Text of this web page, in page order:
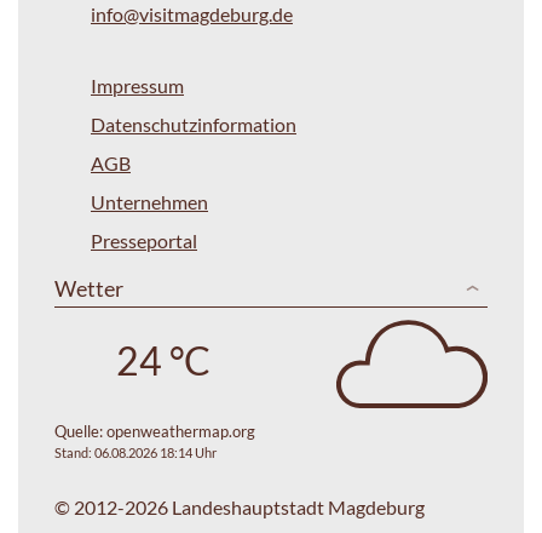
info@visitmagdeburg.de
Impressum
Datenschutzinformation
AGB
Unternehmen
Presseportal
Wetter
24 °C
Quelle:openweathermap.org
Stand: 06.08.2026 18:14 Uhr
© 2012-2026 Landeshauptstadt Magdeburg